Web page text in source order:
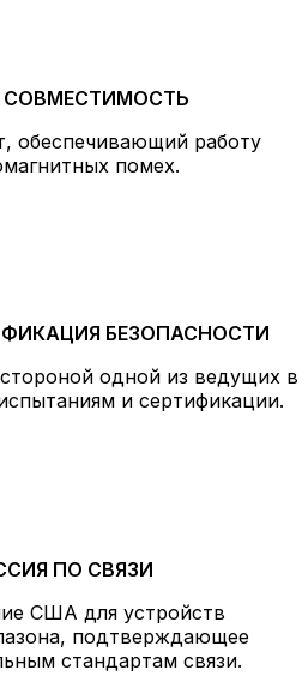
СОВМЕСТИМОСТЬ
обеспечивающий работу
помех.
БЕЗОПАСНОСТИ
одной из ведущих в
и сертификации.
ПО СВЯЗИ
США для устройств
подтверждающее
стандартам связи.